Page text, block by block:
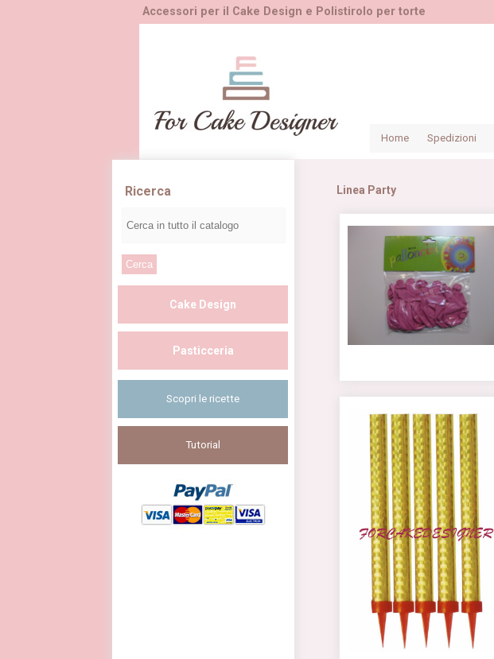
Accessori per il Cake Design e Polistirolo per torte
Home
Spedizioni
Ricerca
Cake Design
Pasticceria
Scopri le ricette
Tutorial
Linea Party